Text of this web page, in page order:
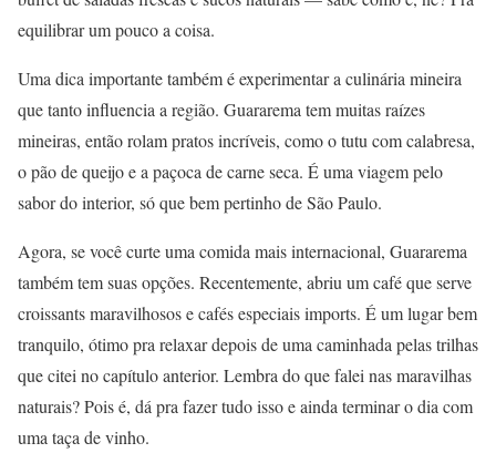
equilibrar um pouco a coisa.
Uma dica importante também é experimentar a culinária mineira
que tanto influencia a região. Guararema tem muitas raízes
mineiras, então rolam pratos incríveis, como o tutu com calabresa,
o pão de queijo e a paçoca de carne seca. É uma viagem pelo
sabor do interior, só que bem pertinho de São Paulo.
Agora, se você curte uma comida mais internacional, Guararema
também tem suas opções. Recentemente, abriu um café que serve
croissants maravilhosos e cafés especiais imports. É um lugar bem
tranquilo, ótimo pra relaxar depois de uma caminhada pelas trilhas
que citei no capítulo anterior. Lembra do que falei nas maravilhas
naturais? Pois é, dá pra fazer tudo isso e ainda terminar o dia com
uma taça de vinho.